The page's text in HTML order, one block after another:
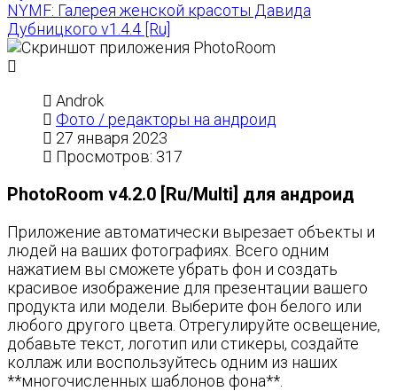
NYMF: Галерея женской красоты Давида
Дубницкого v1.4.4 [Ru]
Androk
Фото / редакторы на андроид
27 января 2023
Просмотров: 317
PhotoRoom v4.2.0 [Ru/Multi] для андроид
Приложение автоматически вырезает объекты и
людей на ваших фотографиях. Всего одним
нажатием вы сможете убрать фон и создать
красивое изображение для презентации вашего
продукта или модели. Выберите фон белого или
любого другого цвета. Отрегулируйте освещение,
добавьте текст, логотип или стикеры, создайте
коллаж или воспользуйтесь одним из наших
**многочисленных шаблонов фона**.